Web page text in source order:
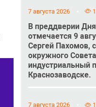
7 августа 2026
В преддверии
отмечается 9
Сергей Пахомов,
окружного
индустриальный
Краснозаводске.
7 августа 2026